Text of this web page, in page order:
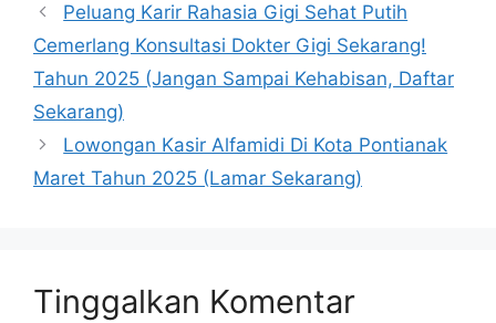
Peluang Karir Rahasia Gigi Sehat Putih
Cemerlang Konsultasi Dokter Gigi Sekarang!
Tahun 2025 (Jangan Sampai Kehabisan, Daftar
Sekarang)
Lowongan Kasir Alfamidi Di Kota Pontianak
Maret Tahun 2025 (Lamar Sekarang)
Tinggalkan Komentar